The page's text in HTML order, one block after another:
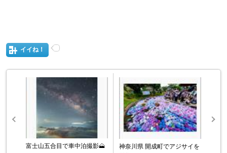
イイね！
富士山五合目で車中泊撮影🗻
神奈川県 開成町でアジサイを